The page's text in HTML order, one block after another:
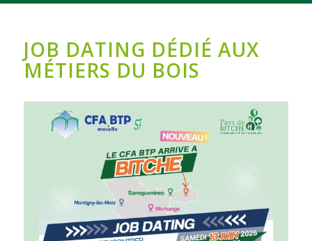
JOB DATING DÉDIÉ AUX
MÉTIERS DU BOIS